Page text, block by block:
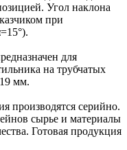
Угол наклона
при
для
на трубчатых
мм.
производятся серийно.
сырье и материалы
Готовая продукция